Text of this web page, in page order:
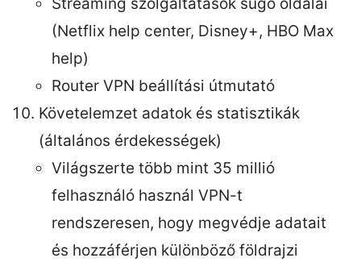
(Netflix help center, Disney+, HBO Max
help)
Router VPN beállítási útmutató
Követelemzet adatok és statisztikák
(általános érdekességek)
Világszerte több mint 35 millió
felhasználó használ VPN-t
rendszeresen, hogy megvédje adatait
és hozzáférjen különböző földrajzi